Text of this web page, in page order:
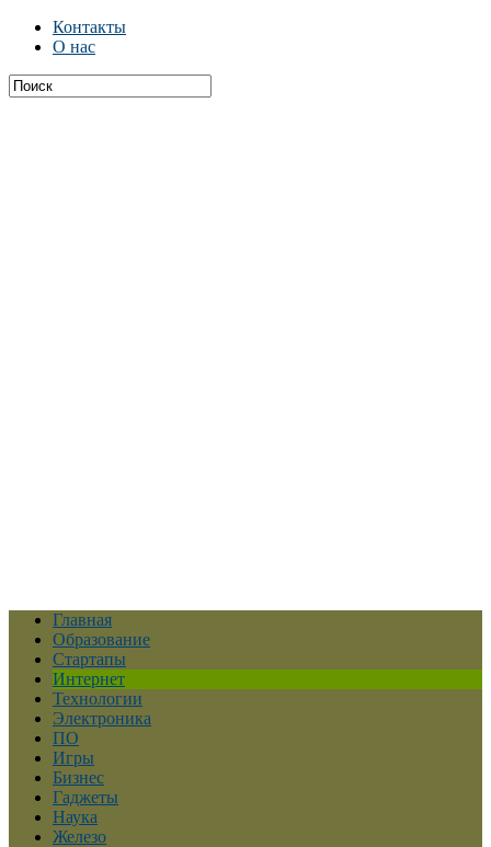
Контакты
О нас
Главная
Образование
Стартапы
Интернет
Технологии
Электроника
ПО
Игры
Бизнес
Гаджеты
Наука
Железо